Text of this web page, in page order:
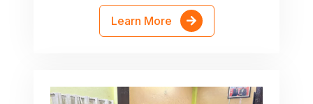
Learn More